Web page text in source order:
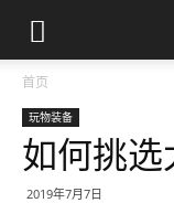
首页
玩物装备
如何挑选
2019年7月7日